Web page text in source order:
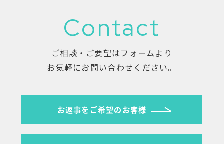
Contact
ご相談・ご要望はフォームより
お気軽にお問い合わせください。
お返事をご希望のお客様